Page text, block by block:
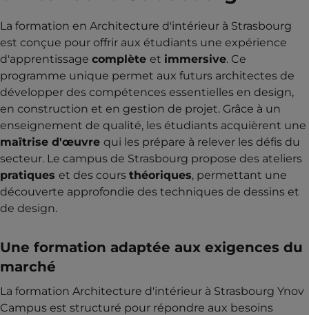
La formation en Architecture d'intérieur à Strasbourg
est conçue pour offrir aux étudiants une expérience
d'apprentissage complète et immersive. Ce
programme unique permet aux futurs architectes de
développer des compétences essentielles en design,
en construction et en gestion de projet. Grâce à un
enseignement de qualité, les étudiants acquièrent une
maîtrise d'œuvre qui les prépare à relever les défis du
secteur. Le campus de Strasbourg propose des ateliers
pratiques et des cours théoriques, permettant une
découverte approfondie des techniques de dessins et
de design.
Une formation adaptée aux exigences du
marché
La formation Architecture d'intérieur à Strasbourg Ynov
Campus est structuré pour répondre aux besoins